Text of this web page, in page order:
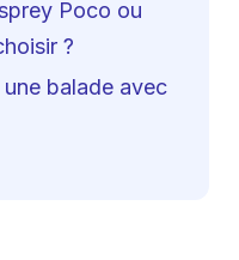
Poco ou
?
balade avec